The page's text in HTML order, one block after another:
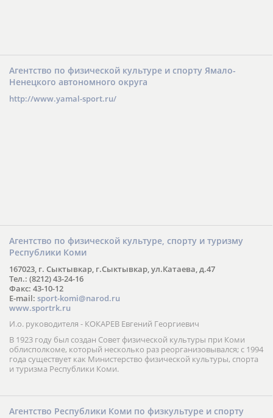
Агентство по физической культуре и спорту Ямало-
Ненецкого автономного округа
http://www.yamal-sport.ru/
Агентство по физической культуре, спорту и туризму
Республики Коми
167023, г. Сыктывкар, г.Сыктывкар, ул.Катаева, д.47
Тел.: (8212) 43-24-16
Факс: 43-10-12
E-mail: sport-komi@narod.ru
www.sportrk.ru
И.о. руководителя - КОКАРЕВ Евгений Георгиевич
В 1923 году был создан Совет физической культуры при Коми
облисполкоме, который несколько раз реорганизовывался; с 1994
года существует как Министерство физической культуры, спорта
и туризма Республики Коми.
Агентство Республики Коми по физкультуре и спорту